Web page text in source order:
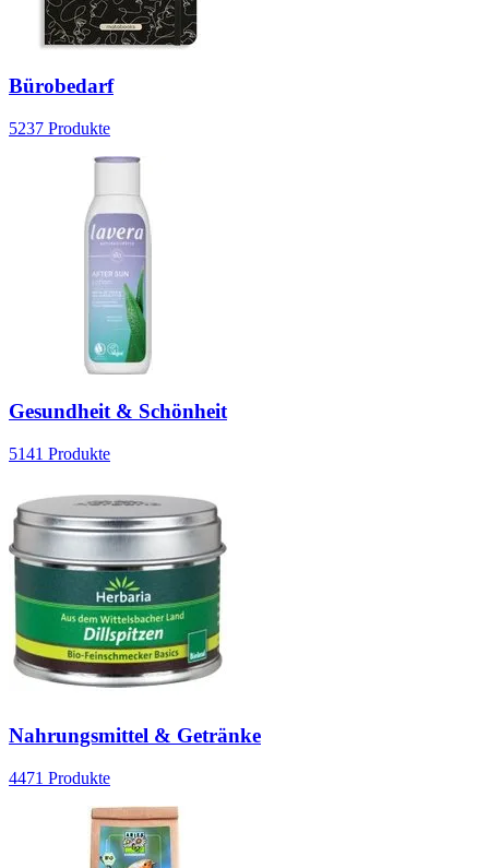
Bürobedarf
5237 Produkte
Gesundheit & Schönheit
5141 Produkte
Nahrungsmittel & Getränke
4471 Produkte